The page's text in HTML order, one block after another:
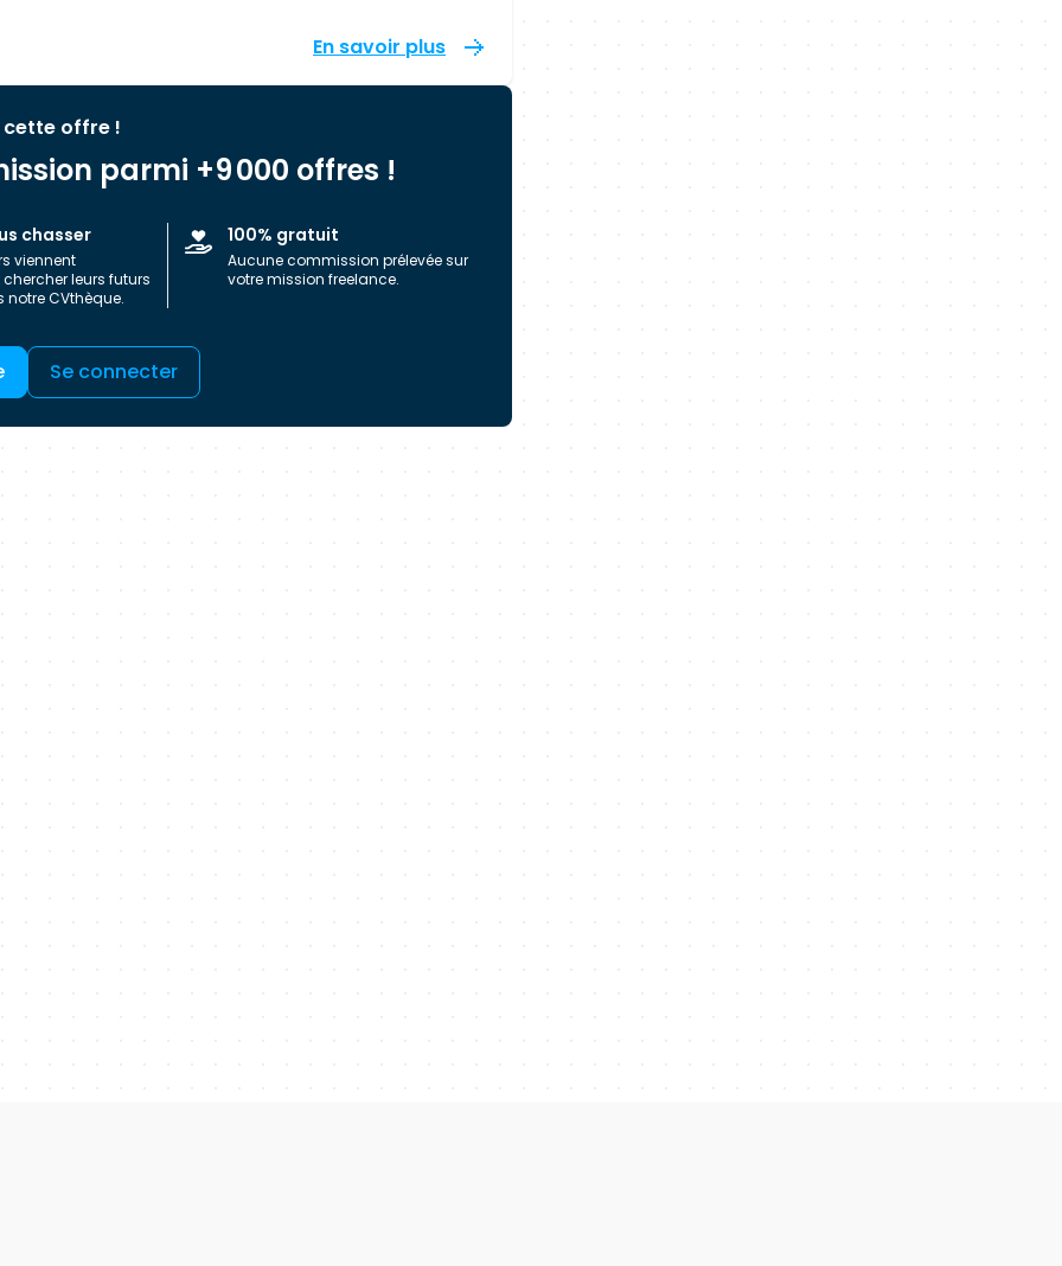
de conseil pour améliorer et optimiser leurs
d’offrir à ses clients une panoplie de services
aux technologies les plus récentes et
En savoir plus
cette offre !
parmi +9 000 offres !
chasser
viennent
leurs futurs
CVthèque.
100% gratuit
Aucune commission prélevée sur
votre mission freelance.
Se connecter